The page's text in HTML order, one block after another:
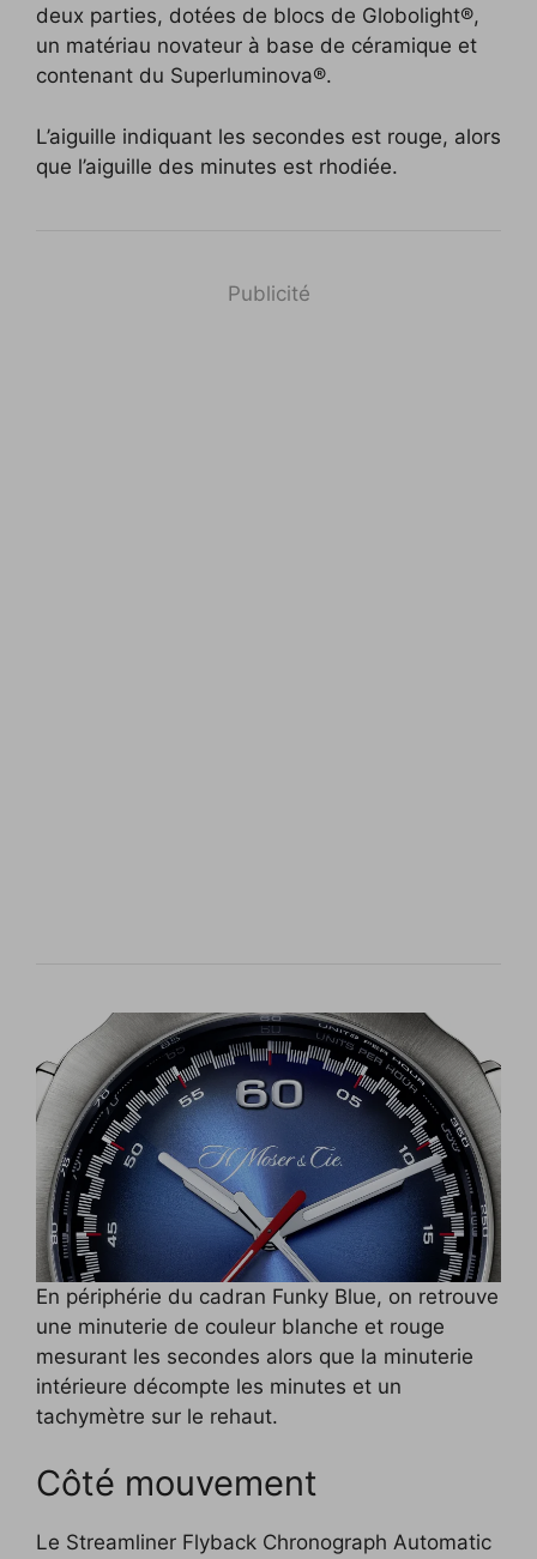
deux parties, dotées de blocs de Globolight®,
un matériau novateur à base de céramique et
contenant du Superluminova®.
L’aiguille indiquant les secondes est rouge, alors
que l’aiguille des minutes est rhodiée.
Publicité
En périphérie du cadran Funky Blue, on retrouve
une minuterie de couleur blanche et rouge
mesurant les secondes alors que la minuterie
intérieure décompte les minutes et un
tachymètre sur le rehaut.
Côté mouvement
Le Streamliner Flyback Chronograph Automatic